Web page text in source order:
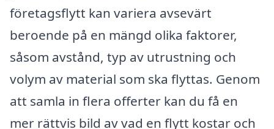
företagsflytt kan variera avsevärt
beroende på en mängd olika faktorer,
såsom avstånd, typ av utrustning och
volym av material som ska flyttas. Genom
att samla in flera offerter kan du få en
mer rättvis bild av vad en flytt kostar och